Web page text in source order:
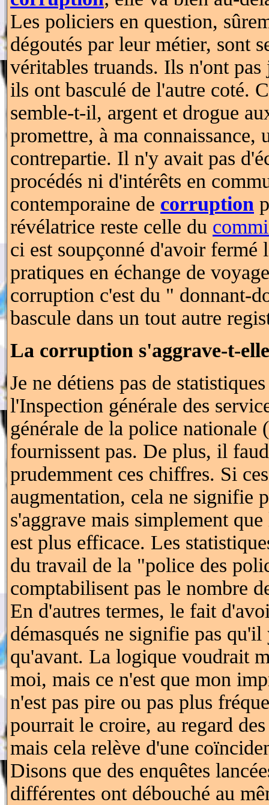
Les policiers en question,
dégoutés par leur métier, sont
véritables truands. Ils n'ont
ils ont basculé de l'autre coté.
semble-t-il, argent et drogue
promettre, à ma connaissance,
contrepartie. Il n'y avait pas
procédés ni d'intérêts en
contemporaine de corruption
révélatrice reste celle du
ci est soupçonné d'avoir fermé
pratiques en échange de
corruption c'est du " donnant-
bascule dans un tout autre
La corruption s'aggrave-t-
Je ne détiens pas de
l'Inspection générale des
générale de la police nationale
fournissent pas. De plus, il
prudemment ces chiffres. Si
augmentation, cela ne signifie
s'aggrave mais simplement
est plus efficace. Les
du travail de la "police des
comptabilisent pas le nombre
En d'autres termes, le fait
démasqués ne signifie pas qu'il
qu'avant. La logique voudrait
moi, mais ce n'est que mon
n'est pas pire ou pas plus
pourrait le croire, au regard
mais cela relève d'une
Disons que des enquêtes
différentes ont débouché au